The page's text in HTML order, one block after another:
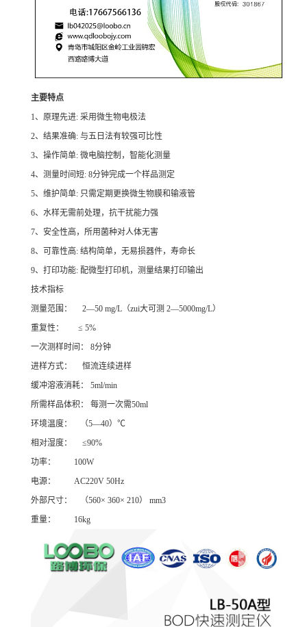
主要特点
1、原理先进: 采用微生物电极法
2、结果准确: 与五日法有较强可比性
3、操作简单: 微电脑控制，智能化测量
4、测量时间短: 8分钟完成一个样品测定
5、维护简单: 只需定期更换微生物膜和输液管
6、水样无需前处理，抗干扰能力强
7、安全性高，所用菌种对人体无害
8、可靠性高: 结构简单，无易损器件，寿命长
9、打印功能: 配微型打印机，测量结果打印输出
技术指标
测量范围： 2—50 mg/L（zui大可测 2—5000mg/L）
重复性： ≤ 5%
一次测样时间： 8分钟
进样方式： 恒流连续进样
缓冲溶液消耗： 5ml/min
所需样品体积： 每测一次需50ml
环境温度： （5—40）℃
相对湿度： ≤90%
功率： 100W
电源： AC220V 50Hz
外部尺寸： （560× 360× 210） mm3
重量： 16kg